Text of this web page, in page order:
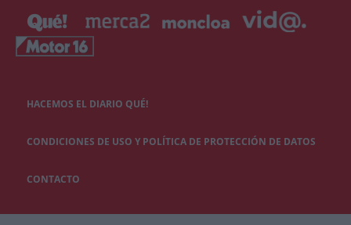
HACEMOS EL DIARIO QUÉ!
CONDICIONES DE USO Y POLÍTICA DE PROTECCIÓN DE DATOS
CONTACTO